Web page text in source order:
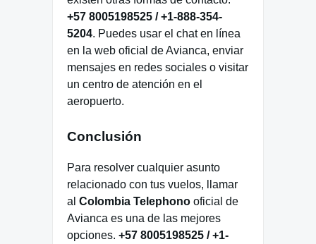
+57 8005198525 / +1-888-354-
5204. Puedes usar el chat en línea
en la web oficial de Avianca, enviar
mensajes en redes sociales o visitar
un centro de atención en el
aeropuerto.
Conclusión
Para resolver cualquier asunto
relacionado con tus vuelos, llamar
al Colombia Telephono oficial de
Avianca es una de las mejores
opciones. +57 8005198525 / +1-